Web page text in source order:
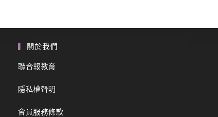
關於我們
聯合報教育
隱私權聲明
會員服務條款